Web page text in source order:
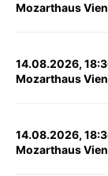
Mozarthaus
14.08.2026,
Mozarthaus
14.08.2026,
Mozarthaus